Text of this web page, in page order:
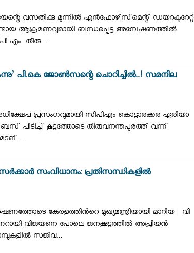
വസതിക്കു മുന്നില്‍ എന്‍ഫോഴ്‌സ്‌മെന്റ് ഡയറക്ടറേറ്റ്
ആക്രമണവുമായി ബന്ധപ്പെട്ട അന്വേഷണത്തില്‍
തീരു...
പി.കെ ജോൺസന്റെ ചൊറിച്ചിൽ..! സമനില
പ്രസംഗവുമായി സിപിഎം കൊട്ടാരക്കര ഏരിയാ
ബസ് പിടിച്ച് കൂട്ടത്തോടെ തിരുവനന്തപുരത്ത് വന്ന്
മടങ്...
സംവിധാനം: പ്രതിസന്ധികളിൽ
കേരളത്തിൻറെ മുഖ്യമന്ത്രിയായി മാറിയ വി
വിജയനെ പോലെ ജനക്കൂട്ടത്തിൽ അപ്രിയൻ
സജീവ...